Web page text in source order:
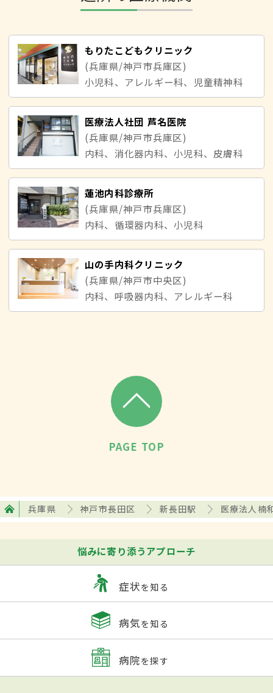
もりたこどもクリニック
(兵庫県/神戸市兵庫区)
小児科、アレルギー科、児童精神科
医療法人社団 芦名医院
(兵庫県/神戸市兵庫区)
内科、消化器内科、小児科、皮膚科
蓮池内科診療所
(兵庫県/神戸市兵庫区)
内科、循環器内科、小児科
山の手内科クリニック
(兵庫県/神戸市中央区)
内科、呼吸器内科、アレルギー科
PAGE TOP
兵庫県 神戸市長田区 新長田駅 医療法人楠
悩みに寄り添うアプローチ
症状を知る
病気を知る
病院を探す